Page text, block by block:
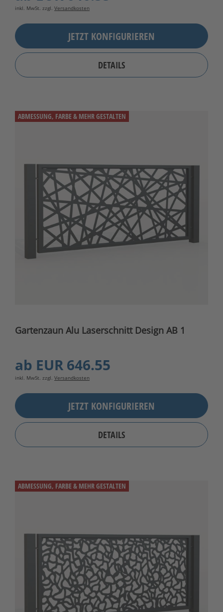
inkl. MwSt. zzgl. Versandkosten
JETZT KONFIGURIEREN
DETAILS
ABMESSUNG, FARBE & MEHR GESTALTEN
Gartenzaun Alu Laserschnitt Design AB 1
ab EUR 646.55
inkl. MwSt. zzgl. Versandkosten
JETZT KONFIGURIEREN
DETAILS
ABMESSUNG, FARBE & MEHR GESTALTEN